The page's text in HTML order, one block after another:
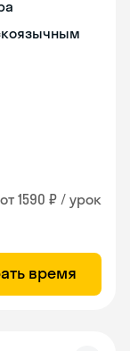
от 1590 ₽ / урок
время